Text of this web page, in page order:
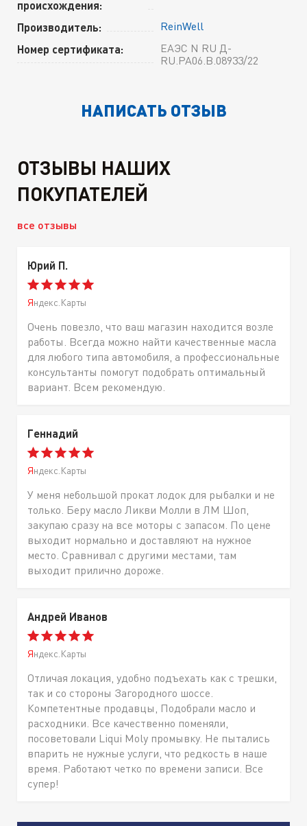
происхождения:
Производитель:
ReinWell
Номер сертификата:
ЕАЭС N RU Д-
RU.РА06.В.08933/22
НАПИСАТЬ ОТЗЫВ
ОТЗЫВЫ НАШИХ
ПОКУПАТЕЛЕЙ
все отзывы
Юрий П.
Яндекс.Карты
Очень повезло, что ваш магазин находится возле
работы. Всегда можно найти качественные масла
для любого типа автомобиля, а профессиональные
консультанты помогут подобрать оптимальный
вариант. Всем рекомендую.
Геннадий
Яндекс.Карты
У меня небольшой прокат лодок для рыбалки и не
только. Беру масло Ликви Молли в ЛМ Шоп,
закупаю сразу на все моторы с запасом. По цене
выходит нормально и доставляют на нужное
место. Сравнивал с другими местами, там
выходит прилично дороже.
Андрей Иванов
Яндекс.Карты
Отличая локация, удобно подъехать как с трешки,
так и со стороны Загородного шоссе.
Компетентные продавцы, Подобрали масло и
расходники. Все качественно поменяли,
посоветовали Liqui Moly промывку. Не пытались
впарить не нужные услуги, что редкость в наше
время. Работают четко по времени записи. Все
супер!